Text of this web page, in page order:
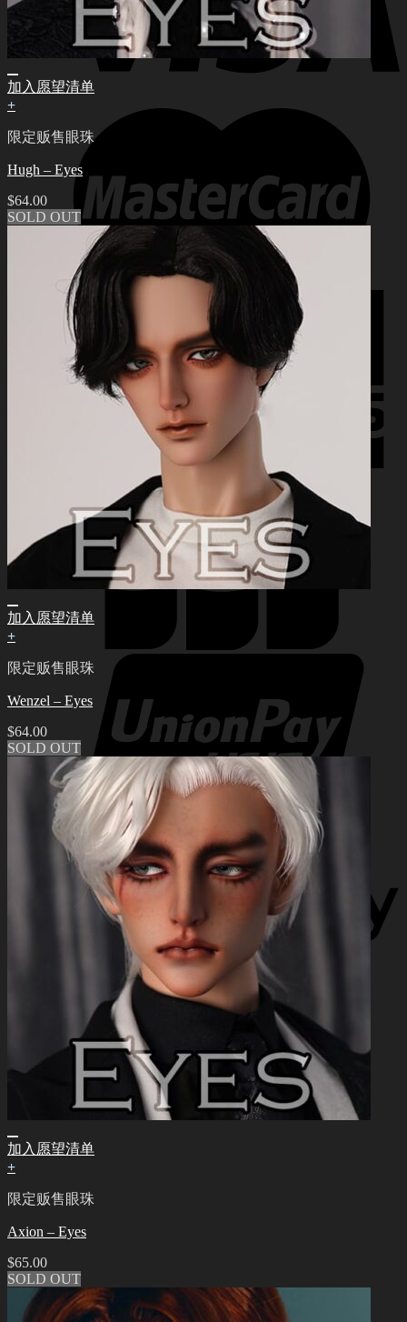
加入愿望清单
+
限定贩售眼珠
Hugh – Eyes
$64.00
SOLD OUT
加入愿望清单
+
限定贩售眼珠
Wenzel – Eyes
$64.00
SOLD OUT
加入愿望清单
+
限定贩售眼珠
Axion – Eyes
$65.00
SOLD OUT